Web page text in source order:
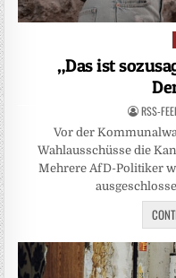
„Das ist
RSS-
Vor der
Wahlausschüsse die
Mehrere AfD-Politiker